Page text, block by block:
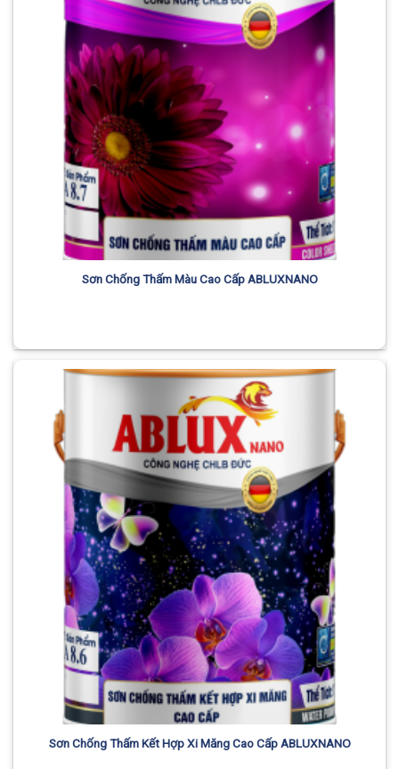
Sơn Chống Thấm Màu Cao Cấp ABLUXNANO
Sơn Chống Thấm Kết Hợp Xi Măng Cao Cấp ABLUXNANO